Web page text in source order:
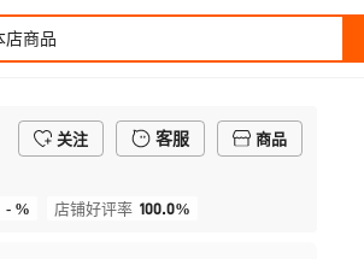
关注 客服
商品
- % 店铺好评率 100.0%